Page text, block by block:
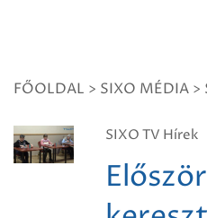
FŐOLDAL > SIXO MÉDIA >
SIXO TV Hírek